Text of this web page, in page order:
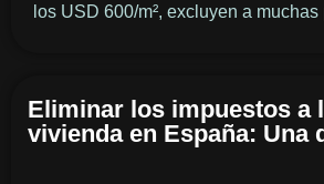
los USD 600/m², excluyen a
Eliminar los impuestos a
vivienda en España: Una